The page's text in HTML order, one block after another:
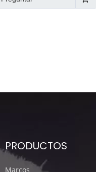
PRODUCTOS
Marcos